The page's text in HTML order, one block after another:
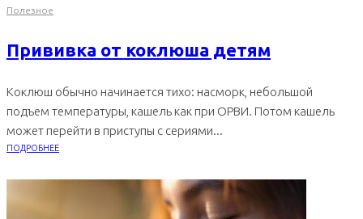
Полезное
Прививка от коклюша детям
Коклюш обычно начинается тихо: насморк, небольшой
подъем температуры, кашель как при ОРВИ. Потом кашель
может перейти в приступы с сериями...
ПОДРОБНЕЕ